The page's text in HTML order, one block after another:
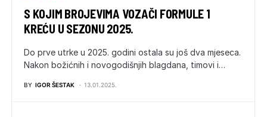
S KOJIM BROJEVIMA VOZAČI FORMULE 1
KREĆU U SEZONU 2025.
Do prve utrke u 2025. godini ostala su još dva mjeseca.
Nakon božićnih i novogodišnjih blagdana, timovi i…
BY IGOR ŠESTAK 13.01.2025.